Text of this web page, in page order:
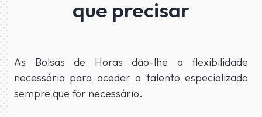
que precisar
As Bolsas de Horas dão-lhe a flexibilidade
necessária para aceder a talento especializado
sempre que for necessário.